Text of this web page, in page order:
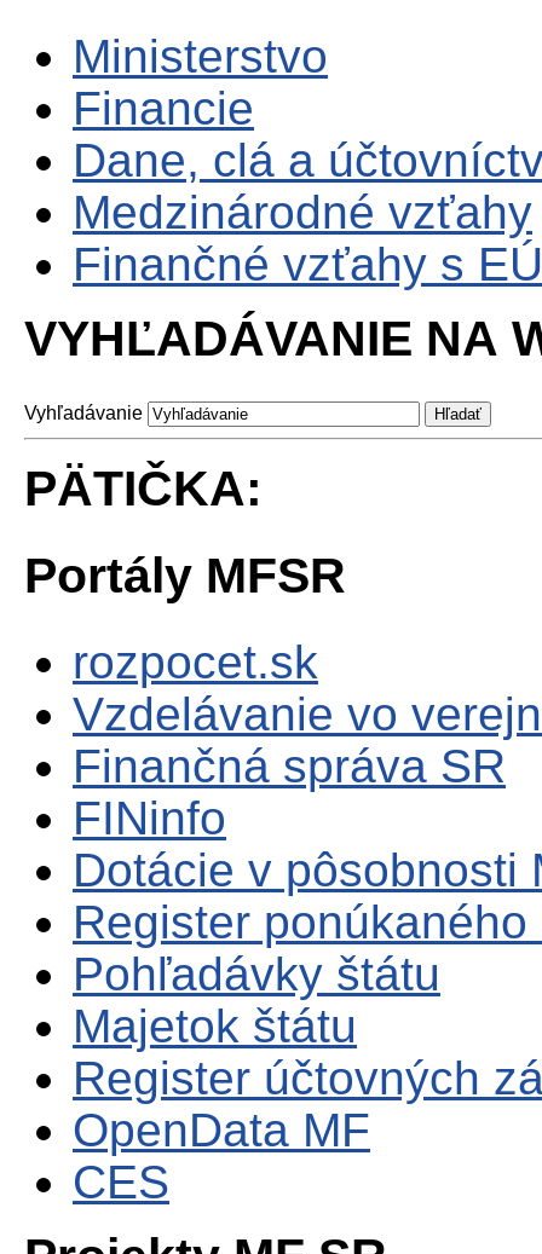
Ministerstvo
Financie
Dane, clá a
Medzinárodné vzťahy
Finančné vzťahy s EÚ
VYHĽADÁVANIE NA
Vyhľadávanie
PÄTIČKA:
Portály MFSR
rozpocet.sk
Vzdelávanie vo
Finančná správa SR
FINinfo
Dotácie v pôsobnosti
Register
Pohľadávky štátu
Majetok štátu
Register účtovných
OpenData MF
CES